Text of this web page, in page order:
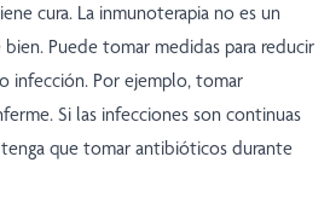
cura. La inmunoterapia no es un
Puede tomar medidas para reducir
infección. Por ejemplo, tomar
Si las infecciones son continuas
que tomar antibióticos durante